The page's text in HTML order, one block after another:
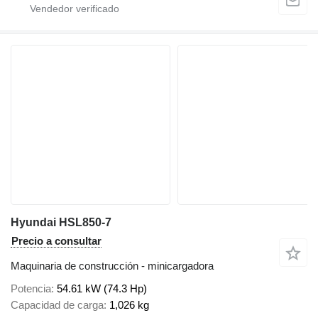
Hyundai HSL850-7
Precio a consultar
Maquinaria de construcción - minicargadora
Potencia 54.61 kW (74.3 Hp)
Capacidad de carga 1,026 kg